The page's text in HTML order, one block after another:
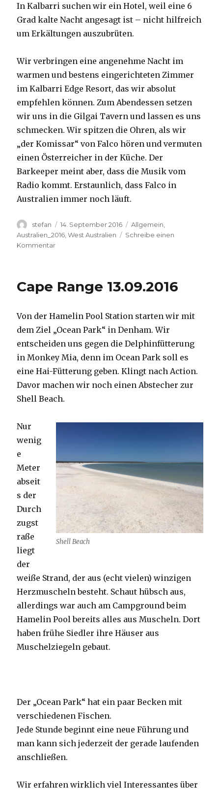
In Kalbarri suchen wir ein Hotel, weil eine 6
Grad kalte Nacht angesagt ist – nicht hilfreich
um Erkältungen auszubrüten.
Wir verbringen eine angenehme Nacht im
warmen und bestens eingerichteten Zimmer
im Kalbarri Edge Resort, das wir absolut
empfehlen können. Zum Abendessen setzen
wir uns in die Gilgai Tavern und lassen es uns
schmecken. Wir spitzen die Ohren, als wir
„der Komissar“ von Falco hören und vermuten
einen Österreicher in der Küche. Der
Barkeeper meint aber, dass die Musik vom
Radio kommt. Erstaunlich, dass Falco in
Australien immer noch läuft.
Autor
stefan
Veröffentlicht
am
14. September 2016 Kategorien
Allgemein
Australien_2016 ,West Australien
Schreibe einen
Kommentarzu
Cape Range 13.09.2016
Von der Hamelin Pool Station starten wir mit
dem Ziel „Ocean Park“ in Denham. Wir
entscheiden uns gegen die Delphinfütterung
in Monkey Mia, denn im Ocean Park soll es
eine Hai-Fütterung geben. Klingt nach Action.
Davor machen wir noch einen Abstecher zur
Shell Beach.
Shell Beach
Nur
wenig
e
Meter
abseit
s der
Durch
zugst
raße
liegt
der
weiße Strand, der aus (echt vielen) winzigen
Herzmuscheln besteht. Schaut hübsch aus,
allerdings war auch am Campground beim
Hamelin Pool bereits alles aus Muscheln. Dort
haben frühe Siedler ihre Häuser aus
Muschelziegeln gebaut.
Der „Ocean Park“ hat ein paar Becken mit
verschiedenen Fischen.
Jede Stunde beginnt eine neue Führung und
man kann sich jederzeit der gerade laufenden
anschließen.
Wir erfahren wirklich viel Interessantes über